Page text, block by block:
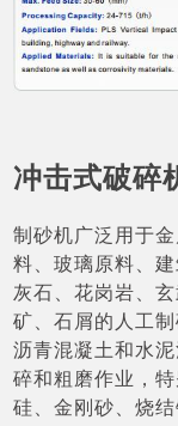
冲击式破碎
制砂机广泛用于
料、玻璃原料、
灰石、花岗岩、
矿、石屑的人工
沥青混凝土和水
碎和粗磨作业，
硅、金刚砂、烧